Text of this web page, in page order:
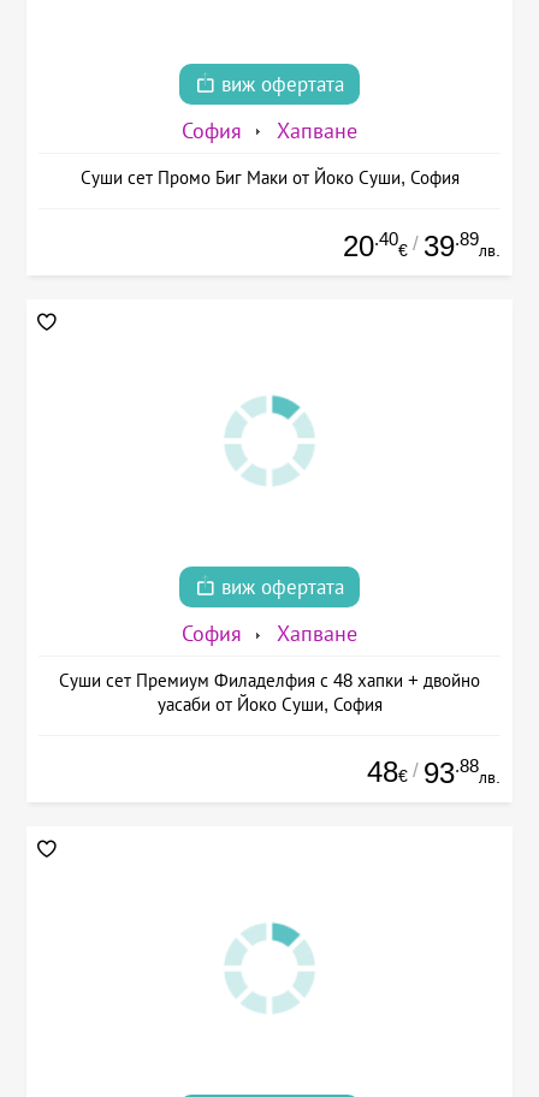
виж офертата
София Хапване
Суши сет Промо Биг Маки от Йоко Суши, София
20.40
€ / 39.89
лв.
виж офертата
София Хапване
Суши сет Премиум Филаделфия с 48 хапки + двойно
уасаби от Йоко Суши, София
48€ / 93.88
лв.